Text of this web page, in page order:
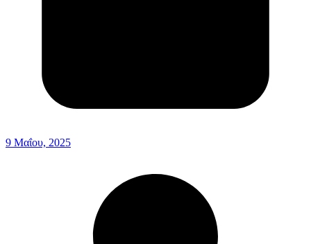
9 Μαΐου, 2025